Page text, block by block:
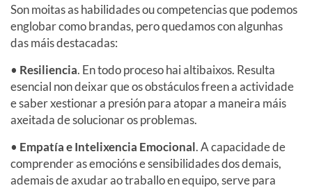
Son moitas as habilidades ou competencias que podemos
englobar como brandas, pero quedamos con algunhas
das máis destacadas:
• Resiliencia. En todo proceso hai altibaixos. Resulta
esencial non deixar que os obstáculos freen a actividade
e saber xestionar a presión para atopar a maneira máis
axeitada de solucionar os problemas.
• Empatía e Intelixencia Emocional. A capacidade de
comprender as emocións e sensibilidades dos demais,
ademais de axudar ao traballo en equipo, serve para